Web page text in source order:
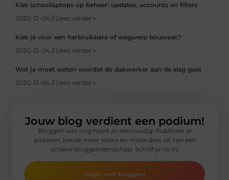
Kies schoollaptops op beheer: updates, accounts en filters
2020-12-04 // Lees verder »
Kies je voor een herbruikbare of wegwerp bouwzak?
2020-12-04 // Lees verder »
Wat je moet weten voordat de dakwerker aan de slag gaat
2020-12-04 // Lees verder »
Jouw blog verdient een podium!
Bloggen was nog nooit zo eenvoudig! Publiceer je
artikelen, bereik meer lezers en maak deel uit van een
actieve bloggemeenschap. Schrijf je nu in!
Begin met bloggen!